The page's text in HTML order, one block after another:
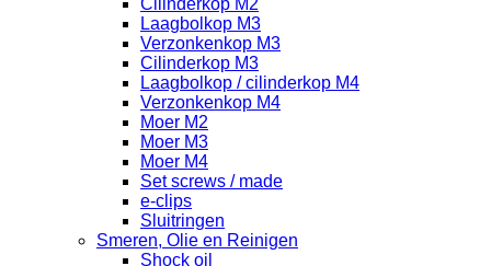
Cilinderkop M2
Laagbolkop M3
Verzonkenkop M3
Cilinderkop M3
Laagbolkop / cilinderkop M4
Verzonkenkop M4
Moer M2
Moer M3
Moer M4
Set screws / made
e-clips
Sluitringen
Smeren, Olie en Reinigen
Shock oil